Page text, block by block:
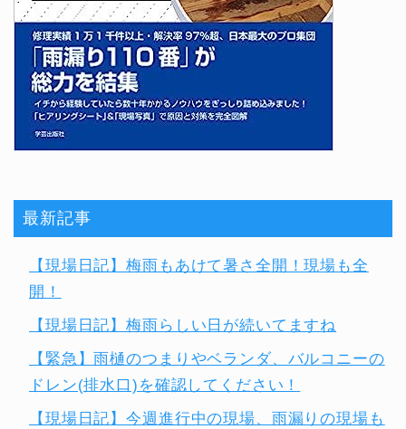
最新記事
【現場日記】梅雨もあけて暑さ全開！現場も全
開！
【現場日記】梅雨らしい日が続いてますね
【緊急】雨樋のつまりやベランダ、バルコニーの
ドレン(排水口)を確認してください！
【現場日記】今週進行中の現場、雨漏りの現場も